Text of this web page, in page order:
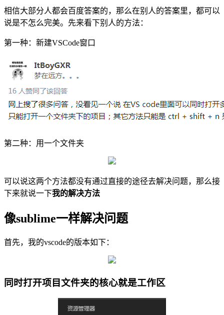
相信大部分人都会百度答案的，那么在别人的答案里，都可以
说是不怎么完美。先来看下别人的方法：
第一种：新建VSCode窗口
第二种：用一个文件夹
可以说这两个方法都没有通过直接的途径去解决问题，那么接
下来就说一下我的解决方法
像sublime一样解决问题
首先，我的vscode的版本如下：
同时打开项目文件夹的核心就是工作区